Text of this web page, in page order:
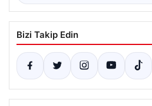
Bizi Takip Edin